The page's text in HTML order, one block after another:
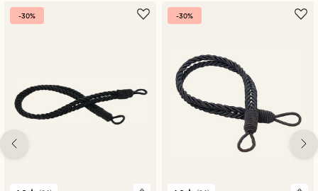
-30% -30%